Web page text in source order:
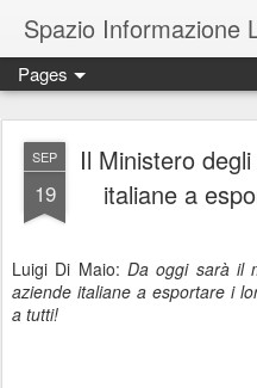
Spazio Informazione
Escursioni, viaggi, arte,
Pages
SEP
19
Il Ministero
italiane a
Luigi Di Maio: Da oggi sarà il
aziende italiane a esportare i
a tutti!